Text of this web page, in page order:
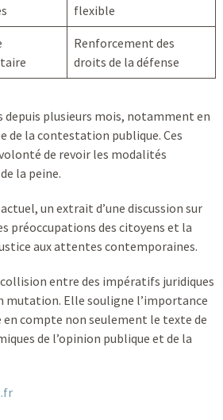
flexible
Renforcement des
droits de la défense
depuis plusieurs mois, notamment en
de la contestation publique. Ces
de revoir les modalités
la peine.
un extrait d’une discussion sur
préoccupations des citoyens et la
aux attentes contemporaines.
entre des impératifs juridiques
mutation. Elle souligne l’importance
en compte non seulement le texte de
de l’opinion publique et de la